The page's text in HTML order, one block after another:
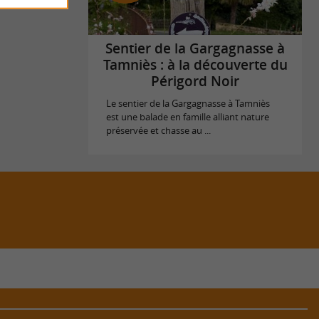
Sentier de la Gargagnasse à
Tamniès : à la découverte du
Périgord Noir
Le sentier de la Gargagnasse à Tamniès
est une balade en famille alliant nature
préservée et chasse au ...